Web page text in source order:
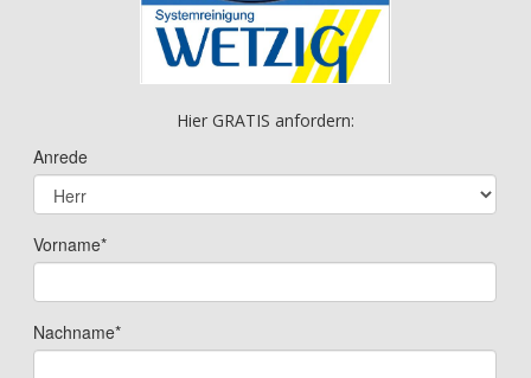
Hier GRATIS anfordern: